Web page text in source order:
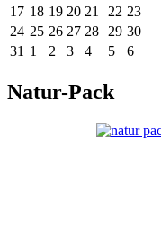
17 18 19 20 21 22 23
24 25 26 27 28 29 30
31 1 2 3 4 5 6
Natur-Pack